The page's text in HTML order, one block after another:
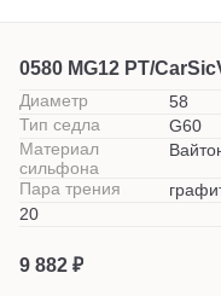
0580 MG12 PT/
Диаметр
58
Тип седла
G60
Материал
сильфона
Пара трения
20
9 882 ₽